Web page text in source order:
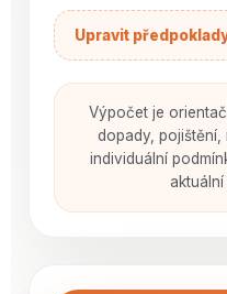
Upravit
Výpočet je
dopady,
individuální